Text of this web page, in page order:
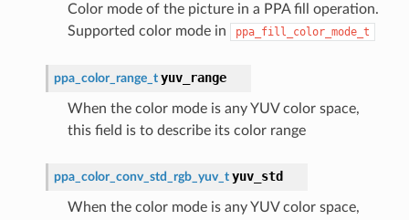
Color mode of the picture in a PPA fill operation.
Supported color mode in
ppa_fill_color_mode_t
ppa_color_range_t yuv_range
When the color mode is any YUV color space,
this field is to describe its color range
ppa_color_conv_std_rgb_yuv_t yuv_std
When the color mode is any YUV color space,